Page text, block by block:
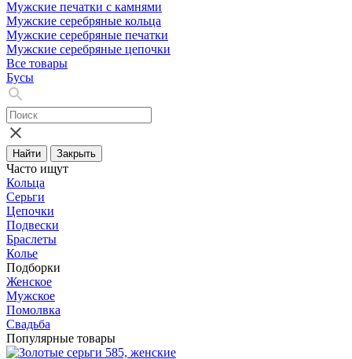
Мужские печатки с камнями
Мужские серебряные кольца
Мужские серебряные печатки
Мужские серебряные цепочки
Все товары
Бусы
Найти Закрыть
Часто ищут
Кольца
Серьги
Цепочки
Подвески
Браслеты
Колье
Подборки
Женское
Мужское
Помолвка
Свадьба
Популярные товары